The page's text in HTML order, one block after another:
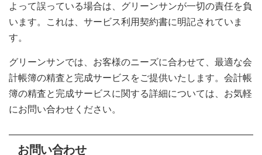
よって誤っている場合は、グリーンサンが一切の責任を負
います。これは、サービス利用契約書に明記されていま
す。
グリーンサンでは、お客様のニーズに合わせて、最適な会
計帳簿の精査と完成サービスをご提供いたします。会計帳
簿の精査と完成サービスに関する詳細については、お気軽
にお問い合わせください。
お問い合わせ